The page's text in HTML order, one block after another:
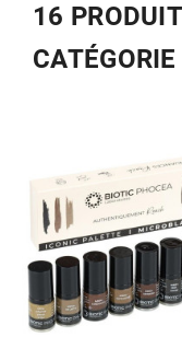
16
CATÉGORIE